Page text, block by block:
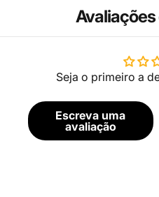
Seja o primeiro a
Escreva uma
avaliação